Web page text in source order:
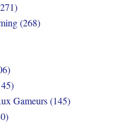
(268)
Gameurs (145)